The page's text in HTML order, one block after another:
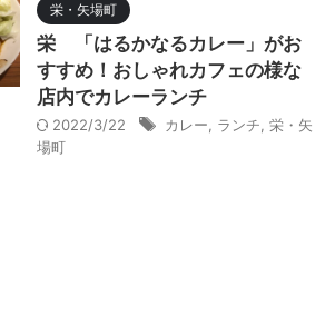
栄・矢場町
栄 「はるかなるカレー」がお
すすめ！おしゃれカフェの様な
店内でカレーランチ
2022/3/22 カレー ランチ 栄・矢
場町